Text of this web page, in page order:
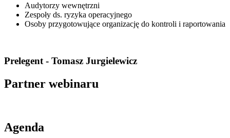
Audytorzy wewnętrzni
Zespoły ds. ryzyka operacyjnego
Osoby przygotowujące organizację do kontroli i raportowania
Prelegent - Tomasz Jurgielewicz
Partner webinaru
Agenda